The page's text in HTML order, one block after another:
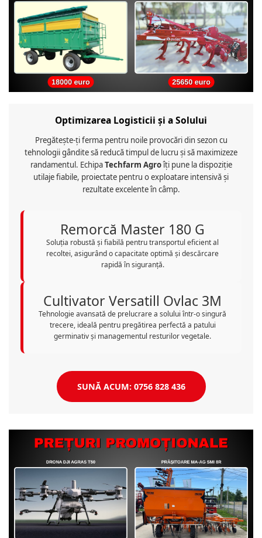
Optimizarea Logisticii și a Solului
Pregătește-ți ferma pentru noile provocări din sezon cu
tehnologii gândite să reducă timpul de lucru și să maximizeze
randamentul. EchipaTechfarm Agroîți pune la dispoziție
utilaje fiabile, proiectate pentru o exploatare intensivă și
rezultate excelente în câmp.
Remorcă Master 180 G
Soluția robustă și fiabilă pentru transportul eficient al
recoltei, asigurând o capacitate optimă și descărcare
rapidă în siguranță.
Cultivator Versatill Ovlac 3M
Tehnologie avansată de prelucrare a solului într-o singură
trecere, ideală pentru pregătirea perfectă a patului
germinativ și managementul resturilor vegetale.
SUNĂ ACUM: 0756 828 436